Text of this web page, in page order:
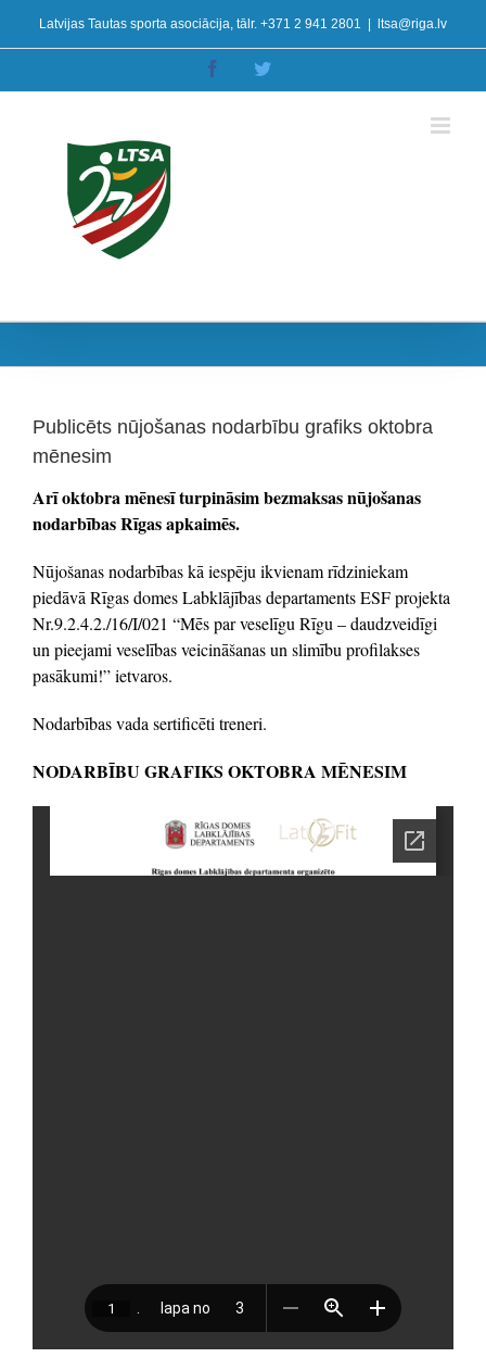
content
Latvijas Tautas sporta asociācija, tālr. +371 2 941 2801 ltsa@riga.lv
Facebook
Publicēts nūjošanas nodarbību grafiks oktobra
mēnesim
Arī oktobra mēnesī turpināsim bezmaksas nūjošanas
nodarbības Rīgas apkaimēs.
Nūjošanas nodarbības kā iespēju ikvienam rīdziniekam
piedāvā Rīgas domes Labklājības departaments ESF projekta
Nr.9.2.4.2./16/I/021 “Mēs par veselīgu Rīgu – daudzveidīgi
un pieejami veselības veicināšanas un slimību profilakses
pasākumi!” ietvaros.
Nodarbības vada sertificēti treneri.
NODARBĪBU GRAFIKS OKTOBRA MĒNESIM